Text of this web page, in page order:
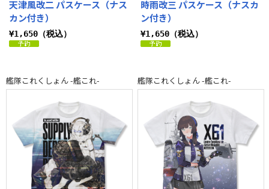
天津風改二 パスケース（ナス
カン付き）
¥1,650（税込）
時雨改三 パスケース（ナスカ
ン付き）
¥1,650（税込）
艦隊これくしょん -艦これ- 艦隊これくしょん -艦これ-